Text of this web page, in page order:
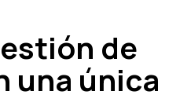
de
una única